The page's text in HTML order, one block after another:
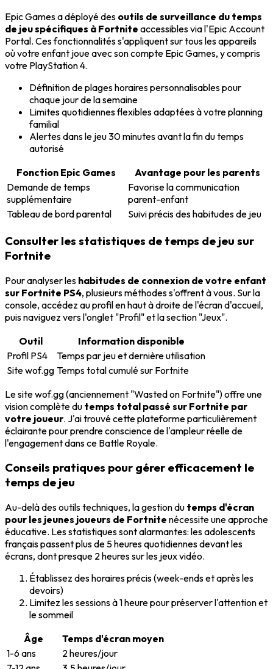
Epic Games a déployé des outils de surveillance du temps
de jeu spécifiques à Fortnite accessibles via l'Epic Account
Portal. Ces fonctionnalités s'appliquent sur tous les appareils
où votre enfant joue avec son compte Epic Games, y compris
votre PlayStation 4.
Définition de plages horaires personnalisables pour
chaque jour de la semaine
Limites quotidiennes flexibles adaptées à votre planning
familial
Alertes dans le jeu 30 minutes avant la fin du temps
autorisé
Fonction Epic Games
Avantage pour les parents
Demande de temps
supplémentaire
Favorise la communication
parent-enfant
Tableau de bord parental
Suivi précis des habitudes de jeu
Consulter les statistiques de temps de jeu sur
Fortnite
Pour analyser les habitudes de connexion de votre enfant
sur Fortnite PS4, plusieurs méthodes s'offrent à vous. Sur la
console, accédez au profil en haut à droite de l'écran d'accueil,
puis naviguez vers l'onglet "Profil" et la section "Jeux".
Outil
Information disponible
Profil PS4
Temps par jeu et dernière utilisation
Site wof.gg Temps total cumulé sur Fortnite
Le site wof.gg (anciennement "Wasted on Fortnite") offre une
vision complète du temps total passé sur Fortnite par
votre joueur. J'ai trouvé cette plateforme particulièrement
éclairante pour prendre conscience de l'ampleur réelle de
l'engagement dans ce Battle Royale.
Conseils pratiques pour gérer efficacement le
temps de jeu
Au-delà des outils techniques, la gestion du temps d'écran
pour les jeunes joueurs de Fortnite nécessite une approche
éducative. Les statistiques sont alarmantes: les adolescents
français passent plus de 5 heures quotidiennes devant les
écrans, dont presque 2 heures sur les jeux vidéo.
Établissez des horaires précis (week-ends et après les
devoirs)
Limitez les sessions à 1 heure pour préserver l'attention et
le sommeil
Âge
Temps d'écran moyen
1-6 ans
2 heures/jour